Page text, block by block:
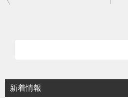
シ
ョ
新着情報